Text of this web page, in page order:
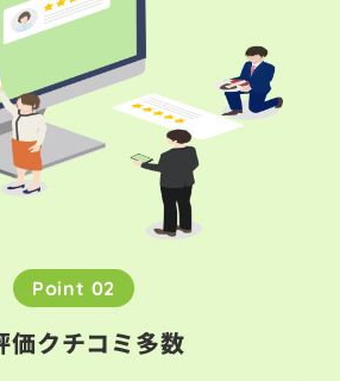
Point 02
価クチコミ多数